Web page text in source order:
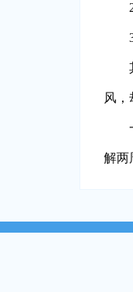
风，
解两